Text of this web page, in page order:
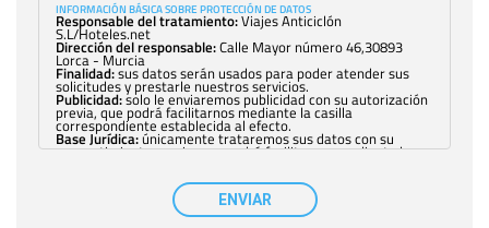
INFORMACIÓN BÁSICA SOBRE PROTECCIÓN DE DATOS
Responsable del tratamiento:Viajes Anticiclón
S.L/Hoteles.net
Dirección del responsable:Calle Mayor número 46,30893
Lorca - Murcia
Finalidad:sus datos serán usados para poder atender sus
solicitudes y prestarle nuestros servicios.
Publicidad:solo le enviaremos publicidad con su autorización
previa, que podrá facilitarnos mediante la casilla
correspondiente establecida al efecto.
Base Jurídica:únicamente trataremos sus datos con su
consentimiento previo, que podrá facilitarnos mediante la
con carácter general, sólo el personal de
nuestra entidad que esté debidamente autorizado podrá
tener conocimiento de la información que le pedimos. No se
comunicarán datos a terceros.
ENVIAR